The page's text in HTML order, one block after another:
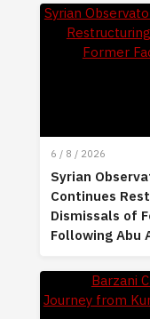
6 / 8 / 2026
Syrian
Continues
Dismissals of
Following Abu